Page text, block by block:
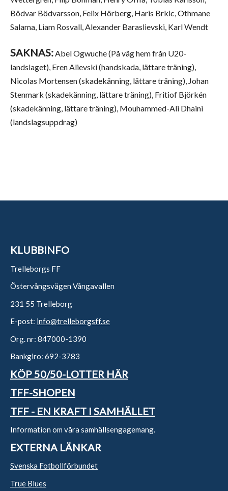
Bödvar Bödvarsson, Felix Hörberg, Haris Brkic, Othmane
Salama, Liam Rosvall, Alexander Baraslievski, Karl Wendt
SAKNAS: Abel Ogwuche (På väg hem från U20-
landslaget), Eren Alievski (handskada, lättare träning),
Nicolas Mortensen (skadekänning, lättare träning), Johan
Stenmark (skadekänning, lättare träning), Fritiof Björkén
(skadekänning, lättare träning), Mouhammed-Ali Dhaini
(landslagsuppdrag)
KLUBBINFO
Trelleborgs FF
Östervångsvägen Vångavallen
231 55 Trelleborg
E-post: info@trelleborgsff.se
Org. nr: 847000-1390
Bankgiro: 692-3783
KÖP 50/50-LOTTER HÄR
TFF-SHOPEN
TFF - EN KRAFT I SAMHÄLLET
Information om våra samhällsengagemang.
EXTERNA LÄNKAR
Svenska Fotbollförbundet
True Blues